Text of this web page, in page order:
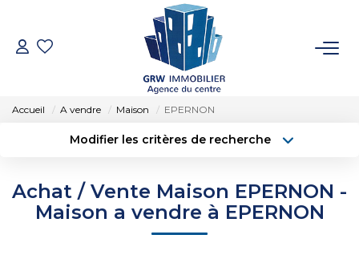
ACCUEIL
SYNDIC
Accueil A vendre Maison EPERNON
Modifier les critères de recherche
Sélectionnez...
Type de bien
Surface min
Achat / Vente Maison EPERNON -
Maison a vendre à EPERNON